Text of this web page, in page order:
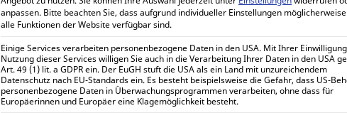
867,75€ inkl. 0% MwSt.
1.032,62€inkl. 19% MwSt.
Victron Energy Quattro-II 48/
Lieferzeit:1-7 Werktage
anpassen. Bitte beachten Sie, dass aufgrund individueller Einstellungen
alle Funktionen der Website verfügbar sind.
Einige Services verarbeiten personenbezogene Daten in den USA. Mit Ihrer
Nutzung dieser Services willigen Sie auch in die Verarbeitung Ihrer Daten in den USA
Art. 49 (1) lit. a GDPR ein. Der EuGH stuft die USA als ein Land mit unzureichendem
Datenschutz nach EU-Standards ein. Es besteht beispielsweise die Gefahr, dass US-
personenbezogene Daten in Überwachungsprogrammen verarbeiten, ohne dass für
Europäerinnen und Europäer eine Klagemöglichkeit besteht.